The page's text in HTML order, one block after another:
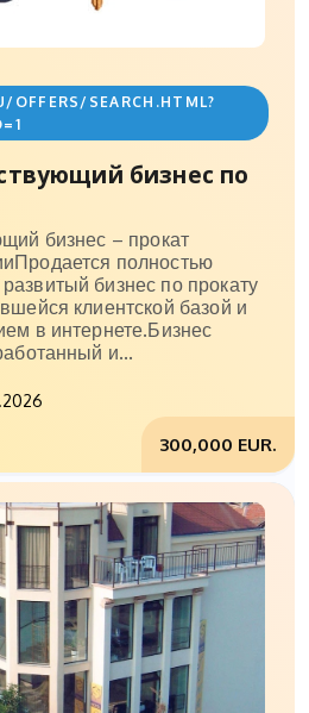
OFFERS/SEARCH.HTML?
бизнес по
бизнес – прокат
полностью
бизнес по прокату
клиентской базой и
в интернете.Бизнес
и...
300,000 EUR.